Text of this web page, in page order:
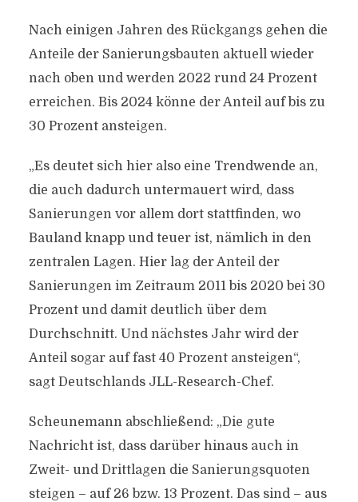
Nach einigen Jahren des Rückgangs gehen die
Anteile der Sanierungsbauten aktuell wieder
nach oben und werden 2022 rund 24 Prozent
erreichen. Bis 2024 könne der Anteil auf bis zu
30 Prozent ansteigen.
„Es deutet sich hier also eine Trendwende an,
die auch dadurch untermauert wird, dass
Sanierungen vor allem dort stattfinden, wo
Bauland knapp und teuer ist, nämlich in den
zentralen Lagen. Hier lag der Anteil der
Sanierungen im Zeitraum 2011 bis 2020 bei 30
Prozent und damit deutlich über dem
Durchschnitt. Und nächstes Jahr wird der
Anteil sogar auf fast 40 Prozent ansteigen“,
sagt Deutschlands JLL-Research-Chef.
Scheunemann abschließend: „Die gute
Nachricht ist, dass darüber hinaus auch in
Zweit- und Drittlagen die Sanierungsquoten
steigen – auf 26 bzw. 13 Prozent. Das sind – aus